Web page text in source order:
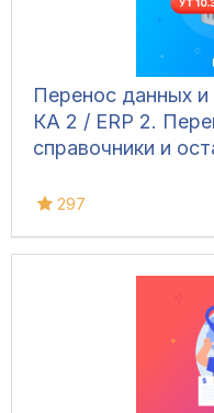
Перенос данных и
КА 2 / ERP 2.
справочники и
297